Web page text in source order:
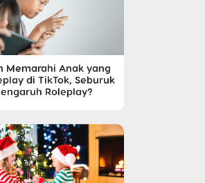
Memarahi Anak yang
di TikTok, Seburuk
Roleplay?